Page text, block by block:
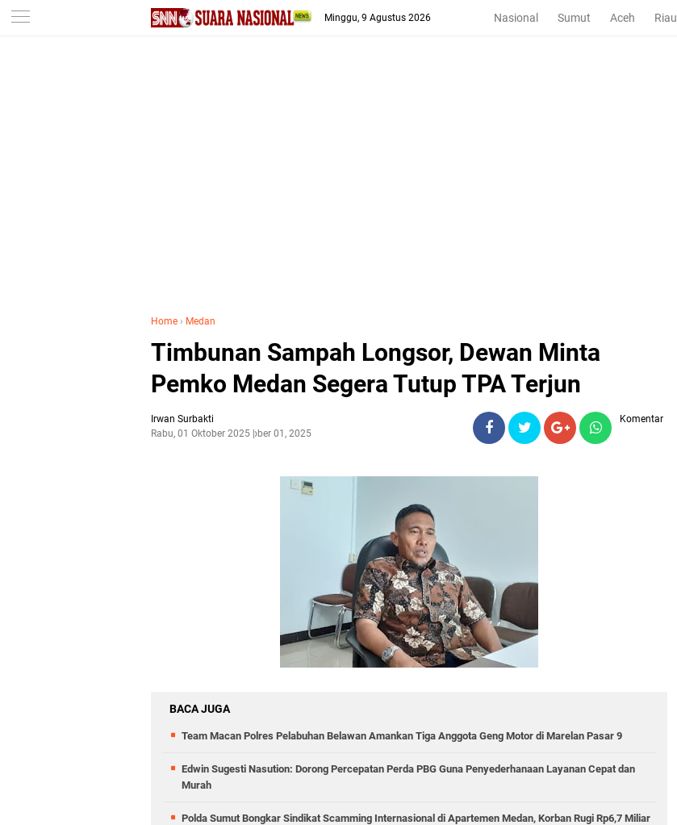
-->
Minggu, 9 Agustus 2026 Nasional Sumut Aceh Riau
Home › Medan
Timbunan Sampah Longsor, Dewan Minta
Pemko Medan Segera Tutup TPA Terjun
Irwan Surbakti
Rabu, 01 Oktober 2025Oktober 01, 2025
Komentar
BACA JUGA
Team Macan Polres Pelabuhan Belawan Amankan Tiga Anggota Geng Motor di Marelan Pasar 9
Edwin Sugesti Nasution: Dorong Percepatan Perda PBG Guna Penyederhanaan Layanan Cepat dan
Murah
Polda Sumut Bongkar Sindikat Scamming Internasional di Apartemen Medan, Korban Rugi Rp6,7 Miliar